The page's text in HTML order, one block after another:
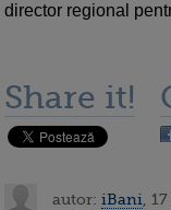
director regional
Share it!
autor: iBani ,